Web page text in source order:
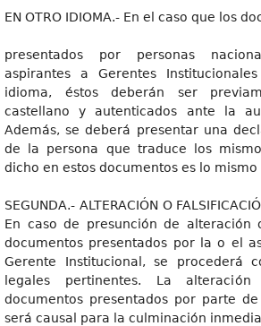
EN OTRO IDIOMA.- En el caso que los
presentados por personas
aspirantes a Gerentes
idioma, éstos deberán ser
castellano y autenticados ante la
Además, se deberá presentar una
de la persona que traduce los
dicho en estos documentos es lo
SEGUNDA.- ALTERACIÓN O
En caso de presunción de alteración
documentos presentados por la o el
Gerente Institucional, se procederá
legales pertinentes. La
documentos presentados por parte
será causal para la culminación